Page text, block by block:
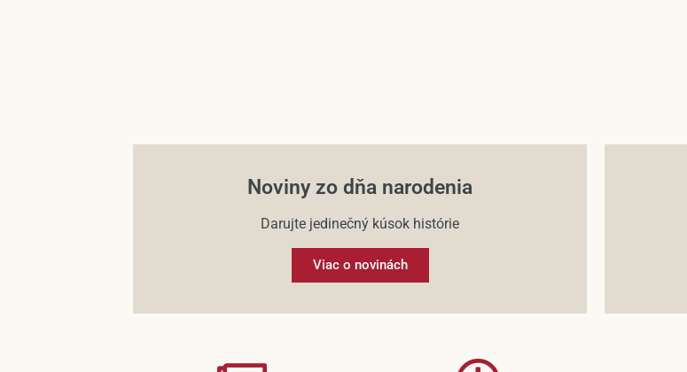
Noviny zo dňa narodenia
Darujte jedinečný kúsok histórie
Viac o novinách